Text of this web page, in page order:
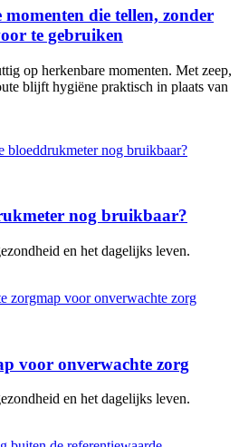
momenten die tellen, zonder
te gebruiken
op herkenbare momenten. Met zeep,
blijft hygiëne praktisch in plaats van
nog bruikbaar?
en het dagelijks leven.
voor onverwachte zorg
en het dagelijks leven.